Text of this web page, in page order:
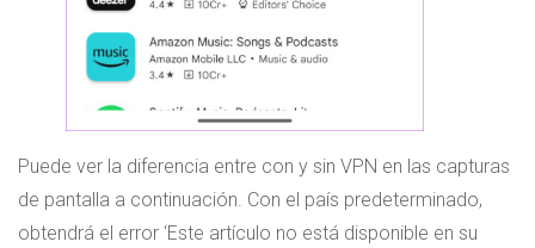
Puede ver la diferencia entre con y sin VPN en las capturas
de pantalla a continuación. Con el país predeterminado,
obtendrá el error ‘Este artículo no está disponible en su